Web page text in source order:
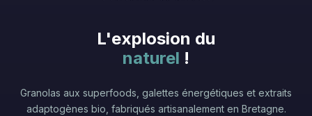
L'explosion du
naturel !
Granolas aux superfoods, galettes énergétiques et extraits
adaptogènes bio, fabriqués artisanalement en Bretagne.